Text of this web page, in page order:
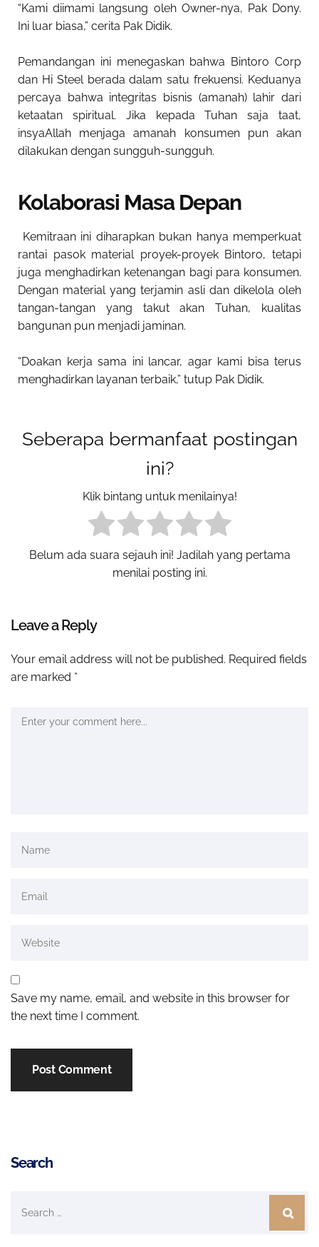
“Kami diimami langsung oleh Owner-nya, Pak Dony.
Ini luar biasa,” cerita Pak Didik.
Pemandangan ini menegaskan bahwa Bintoro Corp
dan Hi Steel berada dalam satu frekuensi. Keduanya
percaya bahwa integritas bisnis (amanah) lahir dari
ketaatan spiritual. Jika kepada Tuhan saja taat,
insyaAllah menjaga amanah konsumen pun akan
dilakukan dengan sungguh-sungguh.
Kolaborasi Masa Depan
Kemitraan ini diharapkan bukan hanya memperkuat
rantai pasok material proyek-proyek Bintoro, tetapi
juga menghadirkan ketenangan bagi para konsumen.
Dengan material yang terjamin asli dan dikelola oleh
tangan-tangan yang takut akan Tuhan, kualitas
bangunan pun menjadi jaminan.
“Doakan kerja sama ini lancar, agar kami bisa terus
menghadirkan layanan terbaik,” tutup Pak Didik.
Seberapa bermanfaat postingan
ini?
Klik bintang untuk menilainya!
Belum ada suara sejauh ini! Jadilah yang pertama
menilai posting ini.
Leave a Reply
Your email address will not be published. Required fields
are marked *
Save my name, email, and website in this browser for
the next time I comment.
Search